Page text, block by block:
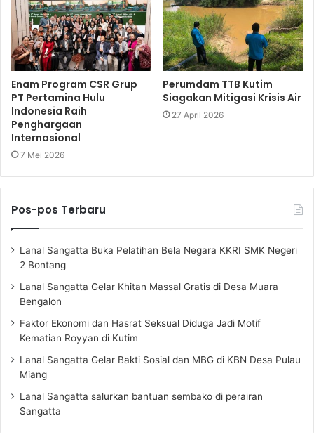
Enam Program CSR Grup
PT Pertamina Hulu
Indonesia Raih
Penghargaan
Internasional
7 Mei 2026
Perumdam TTB Kutim
Siagakan Mitigasi Krisis Air
27 April 2026
Pos-pos Terbaru
Lanal Sangatta Buka Pelatihan Bela Negara KKRI SMK Negeri
2 Bontang
Lanal Sangatta Gelar Khitan Massal Gratis di Desa Muara
Bengalon
Faktor Ekonomi dan Hasrat Seksual Diduga Jadi Motif
Kematian Royyan di Kutim
Lanal Sangatta Gelar Bakti Sosial dan MBG di KBN Desa Pulau
Miang
Lanal Sangatta salurkan bantuan sembako di perairan
Sangatta